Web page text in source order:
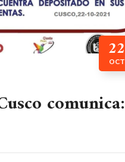
22
OCT
comunica: